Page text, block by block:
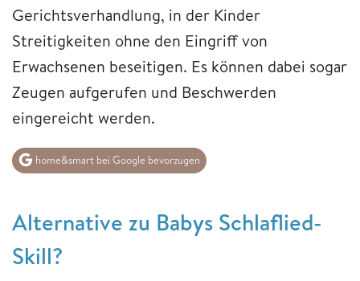
Gerichtsverhandlung, in der Kinder
Streitigkeiten ohne den Eingriff von
Erwachsenen beseitigen. Es können dabei sogar
Zeugen aufgerufen und Beschwerden
eingereicht werden.
home&smart bei Google bevorzugen
Alternative zu Babys Schlaflied-
Skill?